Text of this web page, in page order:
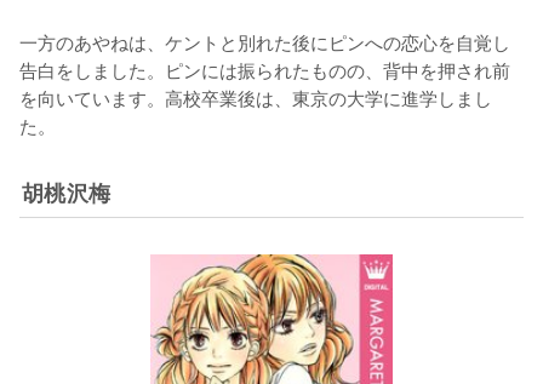
一方のあやねは、ケントと別れた後にピンへの恋心を自覚し
告白をしました。ピンには振られたものの、背中を押され前
を向いています。高校卒業後は、東京の大学に進学しまし
た。
胡桃沢梅